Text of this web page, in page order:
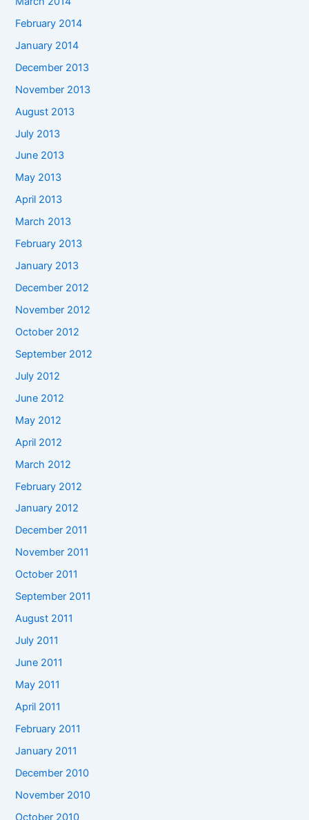
February 2014
January 2014
December 2013
November 2013
August 2013
July 2013
June 2013
May 2013
April 2013
March 2013
February 2013
January 2013
December 2012
November 2012
October 2012
September 2012
July 2012
June 2012
May 2012
April 2012
March 2012
February 2012
January 2012
December 2011
November 2011
October 2011
September 2011
August 2011
July 2011
June 2011
May 2011
April 2011
February 2011
January 2011
December 2010
November 2010
October 2010